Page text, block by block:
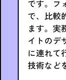
です。フ
で、比較
ます。実
イトのデ
に連れて
技術など